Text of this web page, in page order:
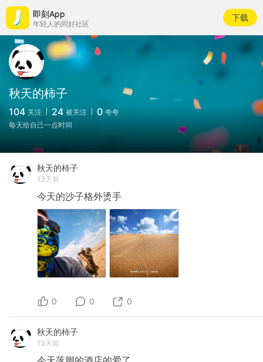
即刻App
年轻人的同好社区
下载
秋天的柿子
104 关注 24 被关注 0 夸夸
每天给自己一点时间
秋天的柿子
13天前
今天的沙子格外烫手
0 0 0
秋天的柿子
13天前